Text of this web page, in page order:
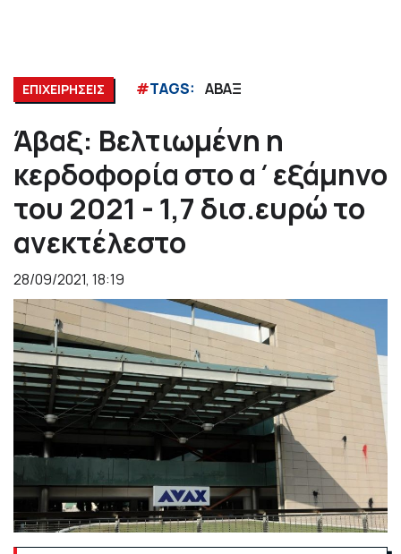
ΕΠΙΧΕΙΡΗΣΕΙΣ #TAGS: ΑΒΑΞ
Άβαξ: Βελτιωμένη η
κερδοφορία στο α΄εξάμηνο
του 2021 - 1,7 δισ.ευρώ το
ανεκτέλεστο
28/09/2021, 18:19